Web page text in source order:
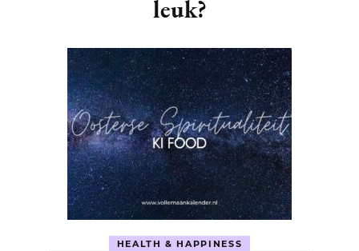
leuk?
HEALTH & HAPPINESS